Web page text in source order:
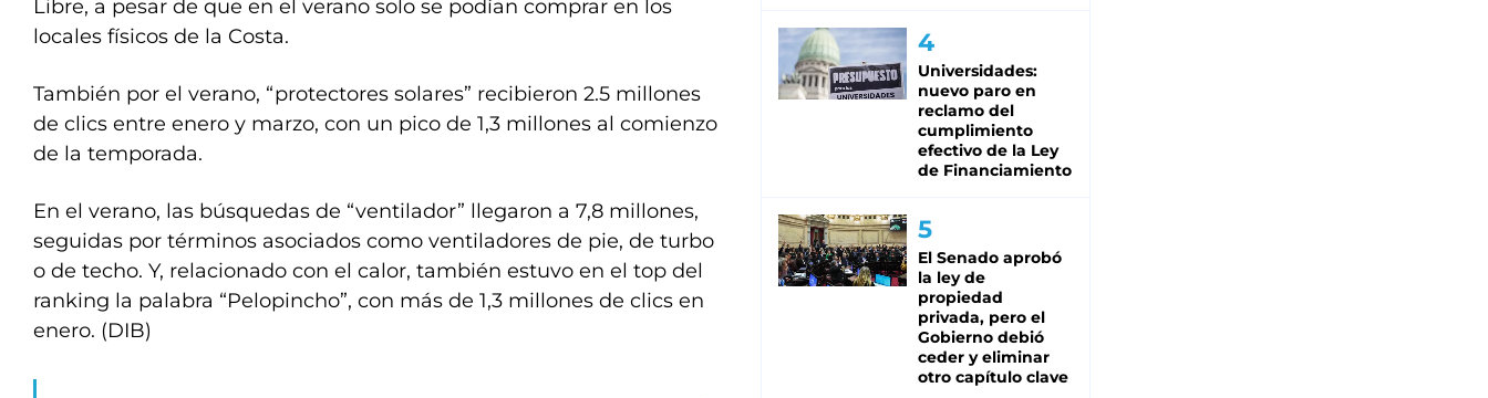
Libre, a pesar de que en el verano solo se podían comprar en los
locales físicos de la Costa.
También por el verano, “protectores solares” recibieron 2.5 millones
de clics entre enero y marzo, con un pico de 1,3 millones al comienzo
de la temporada.
En el verano, las búsquedas de “ventilador” llegaron a 7,8 millones,
seguidas por términos asociados como ventiladores de pie, de turbo
o de techo. Y, relacionado con el calor, también estuvo en el top del
ranking la palabra “Pelopincho”, con más de 1,3 millones de clics en
enero. (DIB)
Universidades:
nuevo paro en
reclamo del
cumplimiento
efectivo de la Ley
de Financiamiento
El Senado aprobó
la ley de
propiedad
privada, pero el
Gobierno debió
ceder y eliminar
otro capítulo clave